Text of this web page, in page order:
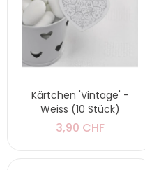
Kärtchen 'Vintage' -
Weiss (10 Stück)
3,90 CHF